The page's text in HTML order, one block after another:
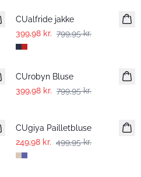
CUalfride jakke
399,98 kr. 799,95 kr.
-50%
CUrobyn Bluse
399,98 kr. 799,95 kr.
CUgiya Pailletbluse
249,98 kr. 499,95 kr.
-50%